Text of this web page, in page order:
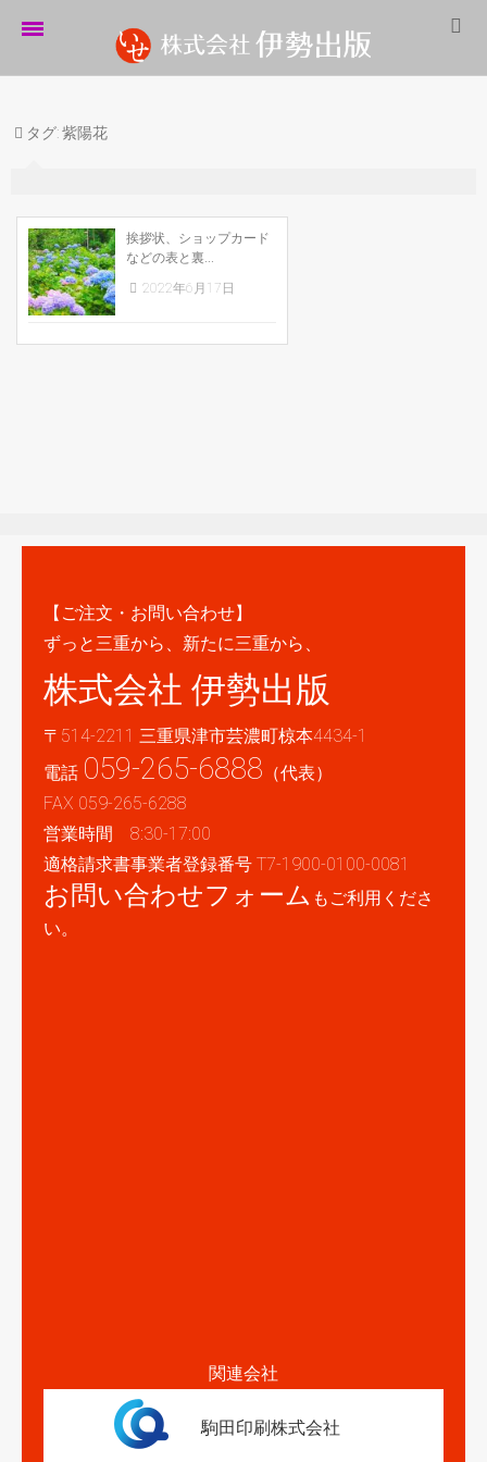
伊勢出版だより
制作実績
企業情報
採用情報
タグ:紫陽花
挨拶状、ショップカード
などの表と裏...
2022年6月17日
【ご注文・お問い合わせ】
ずっと三重から、新たに三重から、
株式会社 伊勢出版
〒514-2211 三重県津市芸濃町椋本4434-1
電話 059-265-6888 （代表）
FAX 059-265-6288
営業時間 8:30-17:00
適格請求書事業者登録番号 T7-1900-0100-0081
お問い合わせフォーム もご利用くださ
い。
関連会社
駒田印刷株式会社